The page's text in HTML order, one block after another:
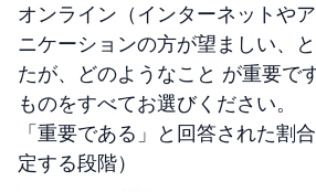
オンライン（インターネットや
ニケーションの方が望ましい、
たが、どのようなこと が重要で
ものをすべてお選びください。
「重要である」と回答された割
定する段階）